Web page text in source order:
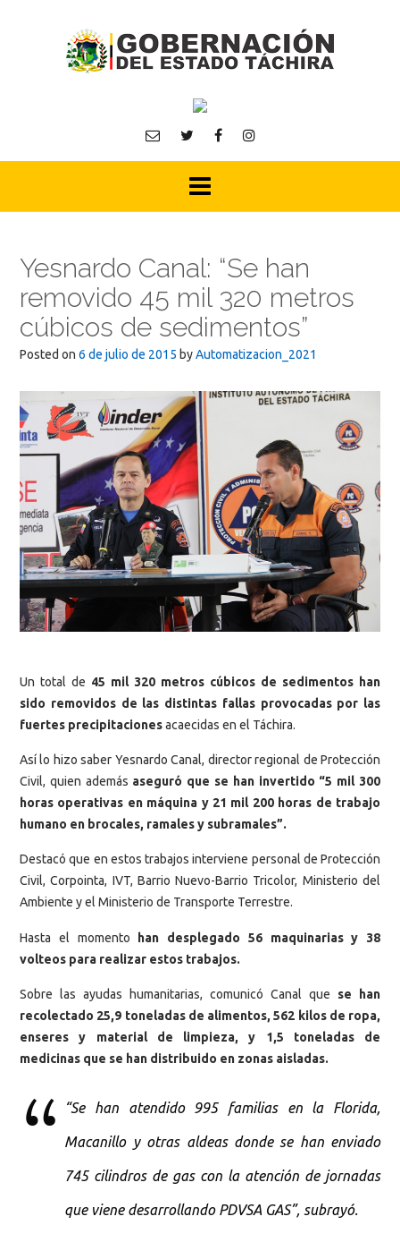
Yesnardo Canal: “Se han
removido 45 mil 320 metros
cúbicos de sedimentos”
Posted on 6 de julio de 2015 byAutomatizacion_2021
Un total de 45 mil 320 metros cúbicos de sedimentos han
sido removidos de las distintas fallas provocadas por las
fuertes precipitacionesacaecidas en el Táchira.
Así lo hizo saber Yesnardo Canal, director regional de Protección
Civil, quien además aseguró que se han invertido “5 mil 300
horas operativas en máquina y 21 mil 200 horas de trabajo
humano en brocales, ramales y subramales”.
Destacó que en estos trabajos interviene personal de Protección
Civil, Corpointa, IVT, Barrio Nuevo-Barrio Tricolor, Ministerio del
Ambiente y el Ministerio de Transporte Terrestre.
Hasta el momento
han desplegado 56 maquinarias y 38
volteos para realizar estos trabajos.
Sobre las ayudas humanitarias, comunicó Canal que se han
recolectado 25,9 toneladas de alimentos, 562 kilos de ropa,
enseres y material de limpieza, y 1,5 toneladas de
medicinas que se han distribuido en zonas aisladas.
“Se han atendido 995 familias en la Florida,
Macanillo y otras aldeas donde se han enviado
745 cilindros de gas con la atención de jornadas
que viene desarrollando PDVSA GAS”, subrayó.